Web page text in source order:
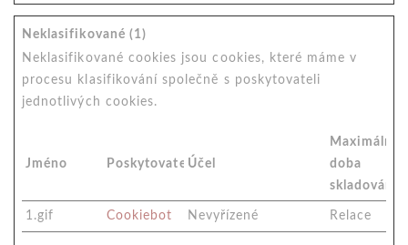
Neklasifikované (1)
Neklasifikované cookies jsou cookies, které máme v
procesu klasifikování společně s poskytovateli
jednotlivých cookies.
Jméno PoskytovatelÚčel
Maximální
doba
skladování
1.gif Cookiebot Nevyřízené Relace